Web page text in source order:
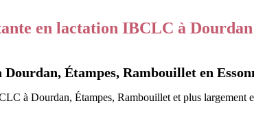
en lactation IBCLC à Dourdan
Étampes, Rambouillet en
à Dourdan, Étampes, Rambouillet et plus largement